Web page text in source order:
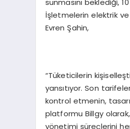
sunmasını beklediği,
İşletmelerin elektrik
Evren Şahin,
“Tüketicilerin
yansıtıyor. Son
kontrol etmenin,
platformu Billgy
yönetimi süreçlerini